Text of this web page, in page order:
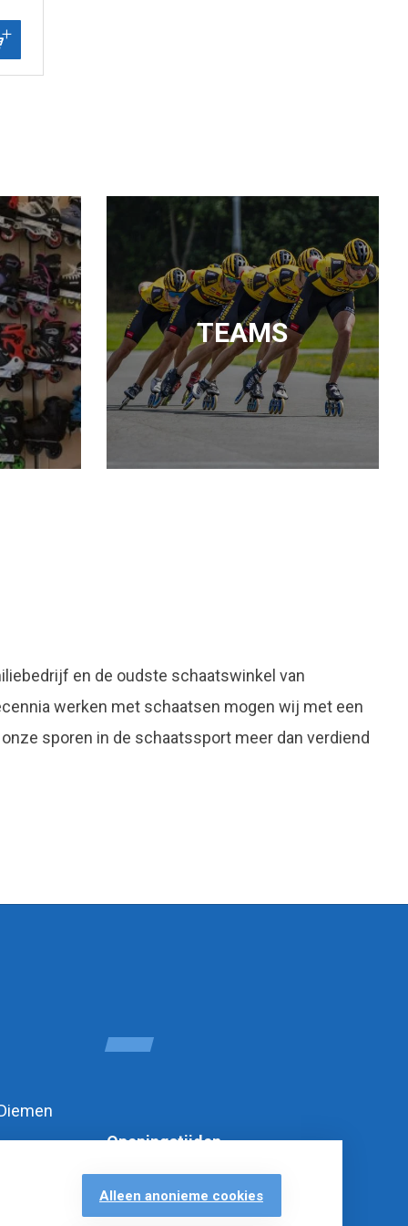
Alleen anonieme cookies
TEAMS
en de oudste schaatswinkel van
werken met schaatsen mogen wij met een
sporen in de schaatssport meer dan verdiend
Openingstijden